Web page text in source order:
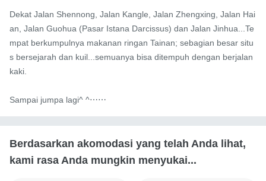
Dekat Jalan Shennong, Jalan Kangle, Jalan Zhengxing, Jalan Hai
an, Jalan Guohua (Pasar Istana Darcissus) dan Jalan Jinhua...Te
mpat berkumpulnya makanan ringan Tainan; sebagian besar situ
s bersejarah dan kuil...semuanya bisa ditempuh dengan berjalan
kaki.
Sampai jumpa lagi^ ^⋯⋯
Berdasarkan akomodasi yang telah Anda lihat,
kami rasa Anda mungkin menyukai...